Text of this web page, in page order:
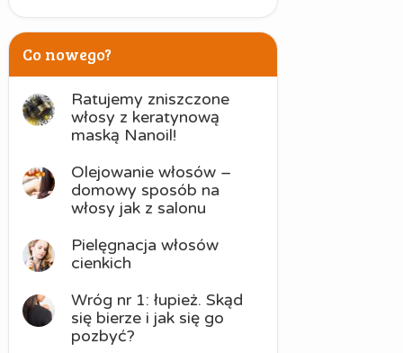
Co nowego?
Ratujemy zniszczone
włosy z keratynową
maską Nanoil!
Olejowanie włosów –
domowy sposób na
włosy jak z salonu
Pielęgnacja włosów
cienkich
Wróg nr 1: łupież. Skąd
się bierze i jak się go
pozbyć?